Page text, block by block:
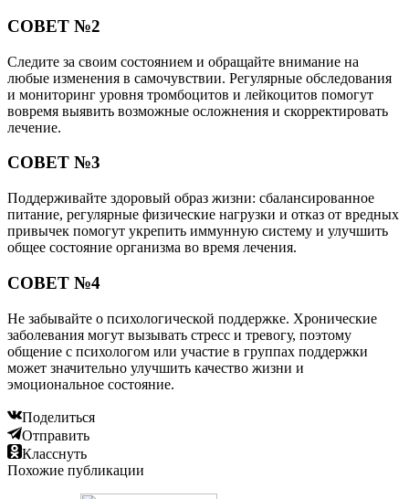
СОВЕТ №2
Следите за своим состоянием и обращайте внимание на
любые изменения в самочувствии. Регулярные обследования
и мониторинг уровня тромбоцитов и лейкоцитов помогут
вовремя выявить возможные осложнения и скорректировать
лечение.
СОВЕТ №3
Поддерживайте здоровый образ жизни: сбалансированное
питание, регулярные физические нагрузки и отказ от вредных
привычек помогут укрепить иммунную систему и улучшить
общее состояние организма во время лечения.
СОВЕТ №4
Не забывайте о психологической поддержке. Хронические
заболевания могут вызывать стресс и тревогу, поэтому
общение с психологом или участие в группах поддержки
может значительно улучшить качество жизни и
эмоциональное состояние.
Поделиться
Отправить
Класснуть
Похожие публикации